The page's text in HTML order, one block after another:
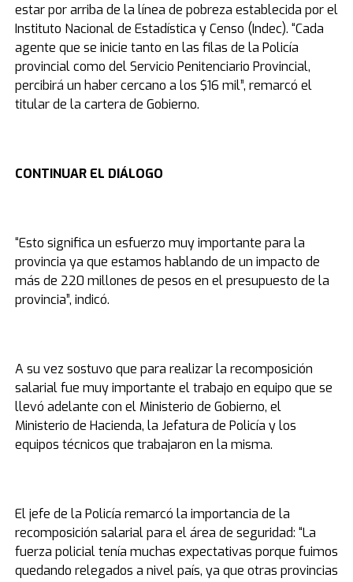
estar por arriba de la línea de pobreza establecida por el
Instituto Nacional de Estadística y Censo (Indec). “Cada
agente que se inicie tanto en las filas de la Policía
provincial como del Servicio Penitenciario Provincial,
percibirá un haber cercano a los $16 mil”, remarcó el
titular de la cartera de Gobierno.
CONTINUAR EL DIÁLOGO
“Esto significa un esfuerzo muy importante para la
provincia ya que estamos hablando de un impacto de
más de 220 millones de pesos en el presupuesto de la
provincia”, indicó.
A su vez sostuvo que para realizar la recomposición
salarial fue muy importante el trabajo en equipo que se
llevó adelante con el Ministerio de Gobierno, el
Ministerio de Hacienda, la Jefatura de Policía y los
equipos técnicos que trabajaron en la misma.
El jefe de la Policía remarcó la importancia de la
recomposición salarial para el área de seguridad: “La
fuerza policial tenía muchas expectativas porque fuimos
quedando relegados a nivel país, ya que otras provincias